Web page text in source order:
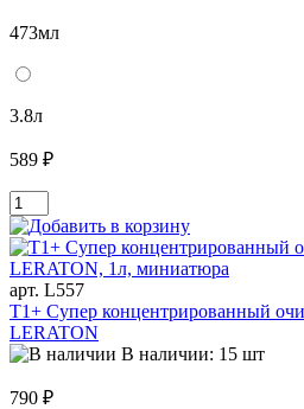
473мл
3.8л
589 ₽
арт. L557
T1+ Супер концентрированный
LERATON
В наличии: 15 шт
790 ₽